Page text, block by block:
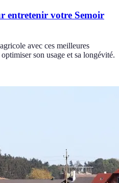
entretenir votre Semoir
avec ces meilleures
son usage et sa longévité.